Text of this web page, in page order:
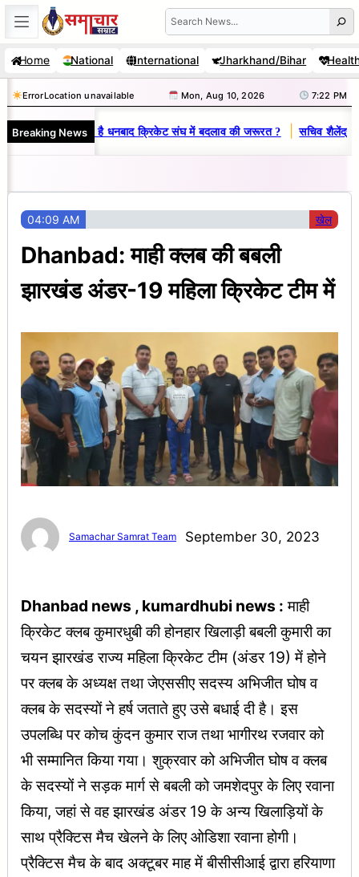
Skip
to
content
Search
Home National International Jharkhand/Bihar
ErrorLocation unavailable Mon, Aug 10, 2026 7:22 PM
Breaking News
राज : जानें क्यों है धनबाद क्रिकेट संघ में बदलाव की जरूरत ? | सचिव शैलेंद्र
04:09 AM खेल
Dhanbad: माही क्लब की बबली
झारखंड अंडर-19 महिला क्रिकेट टीम में
Samachar Samrat Team September 30, 2023
Dhanbad news , kumardhubi news : माही
क्रिकेट क्लब कुमारधुबी की होनहार खिलाड़ी बबली कुमारी का
चयन झारखंड राज्य महिला क्रिकेट टीम (अंडर 19) में होने
पर क्लब के अध्यक्ष तथा जेएससीए सदस्य अभिजीत घोष व
क्लब के सदस्यों ने हर्ष जताते हुए उसे बधाई दी है। इस
उपलब्धि पर कोच कुंदन कुमार राज तथा भागीरथ रजवार को
भी सम्मानित किया गया। शुक्रवार को अभिजीत घोष व क्लब
के सदस्यों ने सड़क मार्ग से बबली को जमशेदपुर के लिए रवाना
किया, जहां से वह झारखंड अंडर 19 के अन्य खिलाड़ियों के
साथ प्रैक्टिस मैच खेलने के लिए ओडिशा रवाना होगी।
प्रैक्टिस मैच के बाद अक्टूबर माह में बीसीसीआई द्वारा हरियाणा